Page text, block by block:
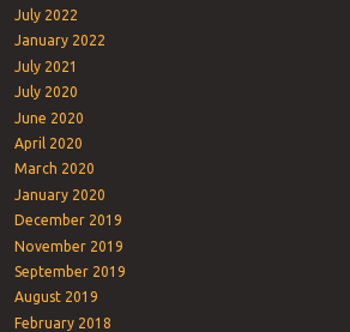
July 2022
January 2022
July 2021
July 2020
June 2020
April 2020
March 2020
January 2020
December 2019
November 2019
September 2019
August 2019
February 2018